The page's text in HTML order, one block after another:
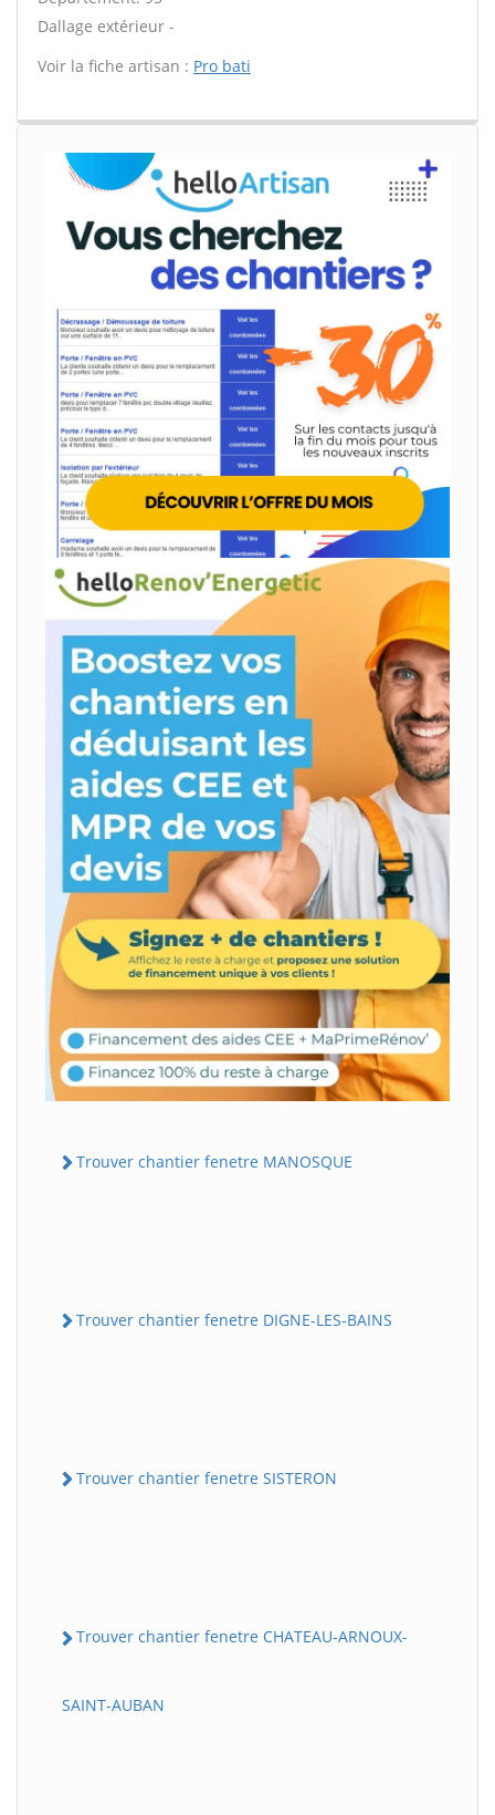
Dallage extérieur -
Voir la fiche artisan : Pro bati
Trouver chantier fenetre MANOSQUE
Trouver chantier fenetre DIGNE-LES-BAINS
Trouver chantier fenetre SISTERON
Trouver chantier fenetre CHATEAU-ARNOUX-
SAINT-AUBAN